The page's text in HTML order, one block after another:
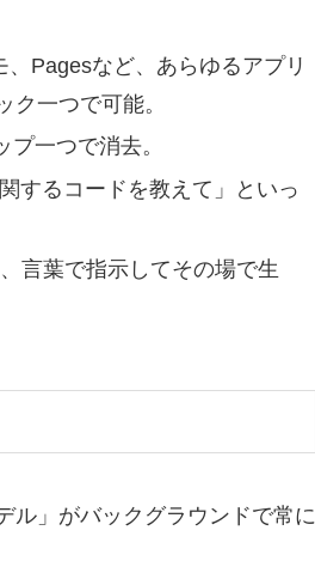
Pagesなど、あらゆるアプリ
一つで可能。
一つで消去。
するコードを教えて」といっ
言葉で指示してその場で生
ル」がバックグラウンドで常に